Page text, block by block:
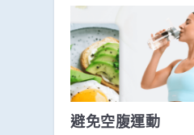
避免空腹運動